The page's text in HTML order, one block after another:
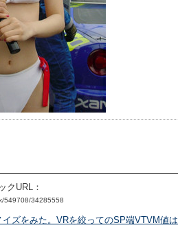
クURL：
549708/34285558
ズをみた。VRを絞ってのSP端VTVM値